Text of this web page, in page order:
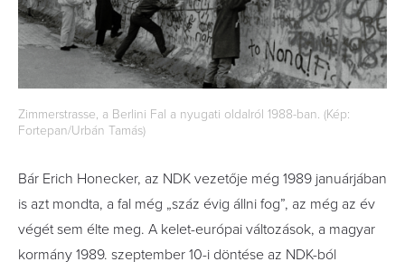
Zimmerstrasse, a Berlini Fal a nyugati oldalról 1988-ban. (Kép:
Fortepan/Urbán Tamás)
Bár Erich Honecker, az NDK vezetője még 1989 januárjában
is azt mondta, a fal még „száz évig állni fog”, az még az év
végét sem élte meg. A kelet-európai változások, a magyar
kormány 1989. szeptember 10-i döntése az NDK-ból